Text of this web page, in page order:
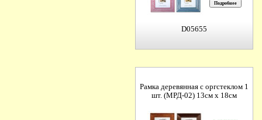
D05655
Рамка деревянная с оргстеклом 1
шт. (МРД-02) 13см х 18см